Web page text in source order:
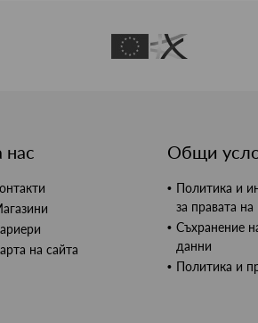
нас
на сайта
Общи
Политика и
за правата на
Съхранение
данни
Политика и